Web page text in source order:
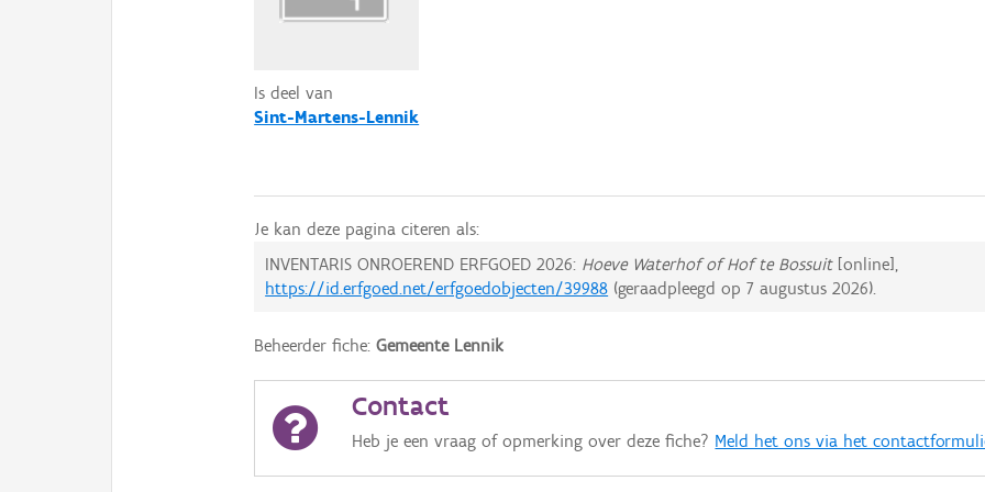
Is deel van
Sint-Martens-Lennik
Je kan deze pagina citeren als:
INVENTARIS ONROEREND ERFGOED 2026: Hoeve Waterhof of Hof te Bossuit[online],
https://id.erfgoed.net/erfgoedobjecten/39988 (geraadpleegd op7 augustus 2026).
Beheerder fiche:Gemeente Lennik
Contact
Heb je een vraag of opmerking over deze fiche? Meld het ons via het